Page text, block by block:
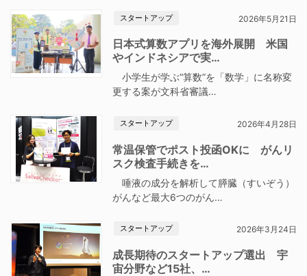
スタートアップ 2026年5月21日
日本式算数アプリを海外展開 米国
やインドネシアで実…
小学生が学ぶ“算数”を「数学」に名称変
更する案が文科省審議…
スタートアップ 2026年4月28日
常温保管でポスト投函OKに がんリ
スク検査手続きを…
唾液の成分を解析して膵臓（すいぞう）
がんなど最大6つのがん…
スタートアップ 2026年3月24日
成長期待のスタートアップ選出 宇
宙分野など15社、…